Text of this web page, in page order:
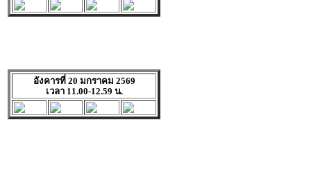
อังคารที่ 20 มกราคม 2569
เวลา 11.00-12.59 น.